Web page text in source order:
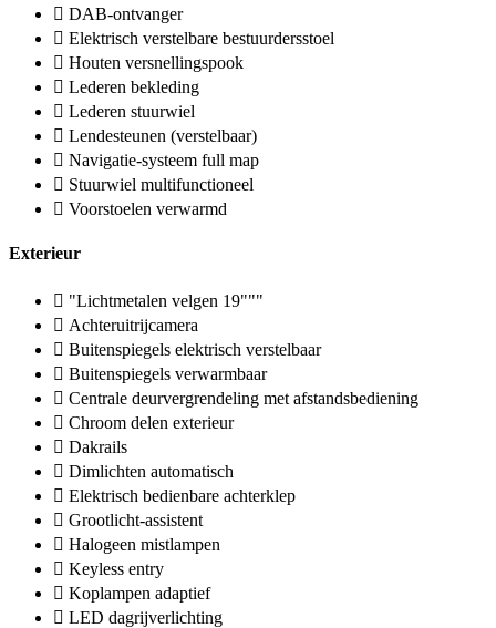
DAB-ontvanger
Elektrisch verstelbare bestuurdersstoel
Houten versnellingspook
Lederen bekleding
Lederen stuurwiel
Lendesteunen (verstelbaar)
Navigatie-systeem full map
Stuurwiel multifunctioneel
Voorstoelen verwarmd
Exterieur
"Lichtmetalen velgen 19"""
Achteruitrijcamera
Buitenspiegels elektrisch verstelbaar
Buitenspiegels verwarmbaar
Centrale deurvergrendeling met afstandsbediening
Chroom delen exterieur
Dakrails
Dimlichten automatisch
Elektrisch bedienbare achterklep
Grootlicht-assistent
Halogeen mistlampen
Keyless entry
Koplampen adaptief
LED dagrijverlichting